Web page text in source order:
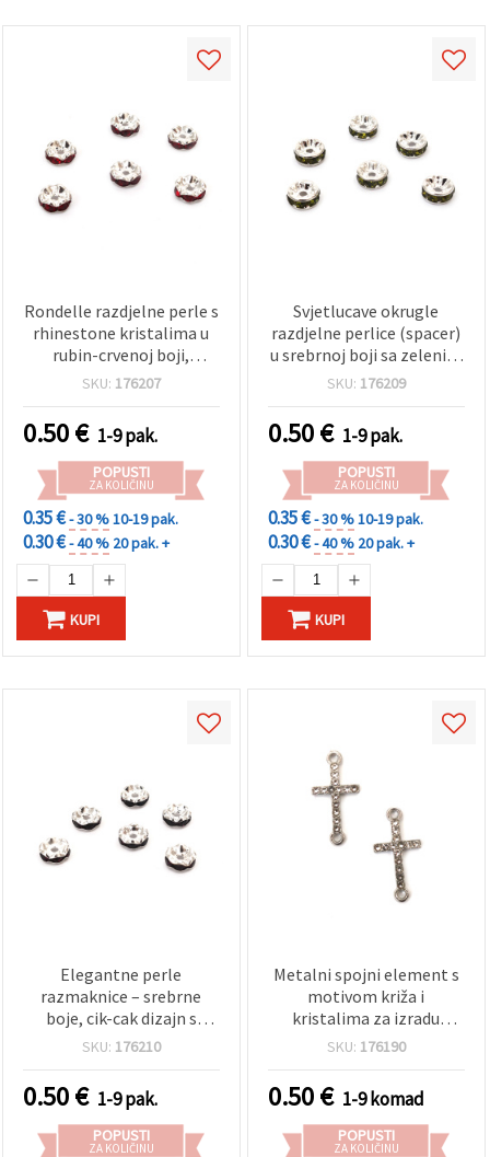
Rondelle razdjelne perle s
rhinestone kristalima u
rubin-crvenoj boji,
metalna legura, kvaliteta
srebrna boja, materijal za
izradu nakita, 10 kom
SKU: 176207
0.50€ 1-9 pak.
POPUSTI
ZA KOLIČINU
0.35 €- 30 %10-19 pak.
0.30 €- 40 % 20 pak. +
KUPI
Svjetlucave okrugle
razdjelne perlice (spacer)
u srebrnoj boji sa zelenim
cirkonima, kvaliteta A, 8 x
SKU: 176209
0.50€ 1-9 pak.
POPUSTI
ZA KOLIČINU
0.35 €- 30 %10-19 pak.
0.30 €- 40 % 20 pak. +
KUPI
Elegantne perle
razmaknice – srebrne
boje, cik-cak dizajn s
tamnoljubičastim
rupa 1,5 mm, kvaliteta A –
10 kom za izradu nakita
SKU: 176210
0.50€ 1-9 pak.
POPUSTI
ZA KOLIČINU
Metalni spojni element s
motivom križa i
kristalima za izradu
nakita, 21x11 mm, rupa
SKU: 176190
0.50€ 1-9 komad
POPUSTI
ZA KOLIČINU